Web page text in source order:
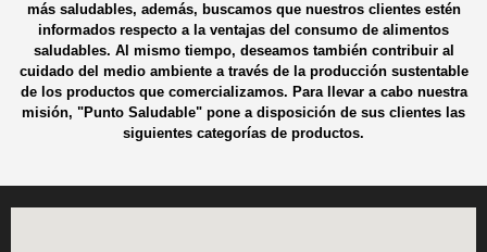
más saludables, además, buscamos que nuestros clientes estén
informados respecto a la ventajas del consumo de alimentos
saludables. Al mismo tiempo, deseamos también contribuir al
cuidado del medio ambiente a través de la producción sustentable
de los productos que comercializamos. Para llevar a cabo nuestra
misión, "Punto Saludable" pone a disposición de sus clientes las
siguientes categorías de productos.